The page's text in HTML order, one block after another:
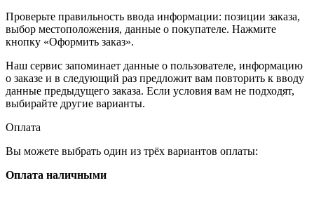
Проверьте правильность ввода информации: позиции заказа,
выбор местоположения, данные о покупателе. Нажмите
кнопку «Оформить заказ».
Наш сервис запоминает данные о пользователе, информацию
о заказе и в следующий раз предложит вам повторить к вводу
данные предыдущего заказа. Если условия вам не подходят,
выбирайте другие варианты.
Оплата
Вы можете выбрать один из трёх вариантов оплаты:
Оплата наличными